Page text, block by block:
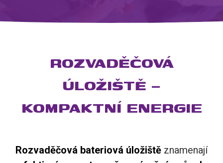
ROZVADĚČOVÁ
ÚLOŽIŠTĚ –
KOMPAKTNÍ ENERGIE
Rozvaděčová bateriová úložiště znamenají